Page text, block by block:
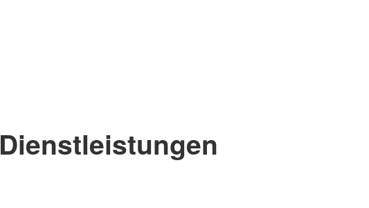
Dienstleistungen